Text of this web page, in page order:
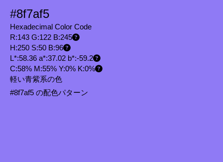
#8f7af5
Hexadecimal Color Code
R:143 G:122 B:245
H:250 S:50 B:96
L*:58.36 a*:37.02 b*:-59.2
C:58% M:55% Y:0% K:0%
軽い青紫系の色
#8f7af5 の配色パターン